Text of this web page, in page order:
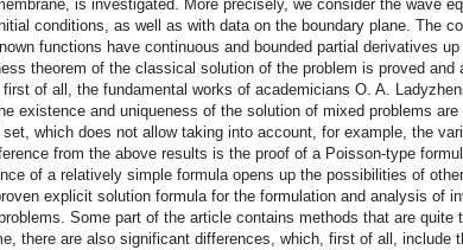
is investigated. More precisely, we consider the wave
conditions, as well as with data on the boundary plane. The
functions have continuous and bounded partial derivatives
theorem of the classical solution of the problem is proved and
of all, the fundamental works of academicians O. A.
existence and uniqueness of the solution of mixed problems are
which does not allow taking into account, for example, the
from the above results is the proof of a Poisson-type
of a relatively simple formula opens up the possibilities of
explicit solution formula for the formulation and analysis of
Some part of the article contains methods that are quite
there are also significant differences, which, first of all, include